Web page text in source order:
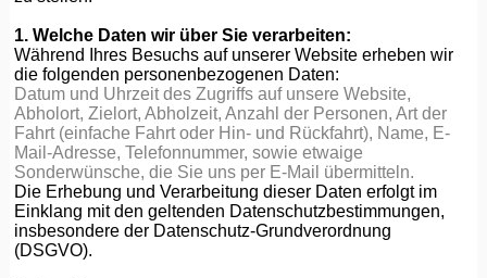
1. Welche Daten wir über Sie verarbeiten:
Während Ihres Besuchs auf unserer Website erheben wir
die folgenden personenbezogenen Daten:
Datum und Uhrzeit des Zugriffs auf unsere Website,
Abholort, Zielort, Abholzeit, Anzahl der Personen, Art der
Fahrt (einfache Fahrt oder Hin- und Rückfahrt), Name, E-
Mail-Adresse, Telefonnummer, sowie etwaige
Sonderwünsche, die Sie uns per E-Mail übermitteln.
Die Erhebung und Verarbeitung dieser Daten erfolgt im
Einklang mit den geltenden Datenschutzbestimmungen,
insbesondere der Datenschutz-Grundverordnung
(DSGVO).